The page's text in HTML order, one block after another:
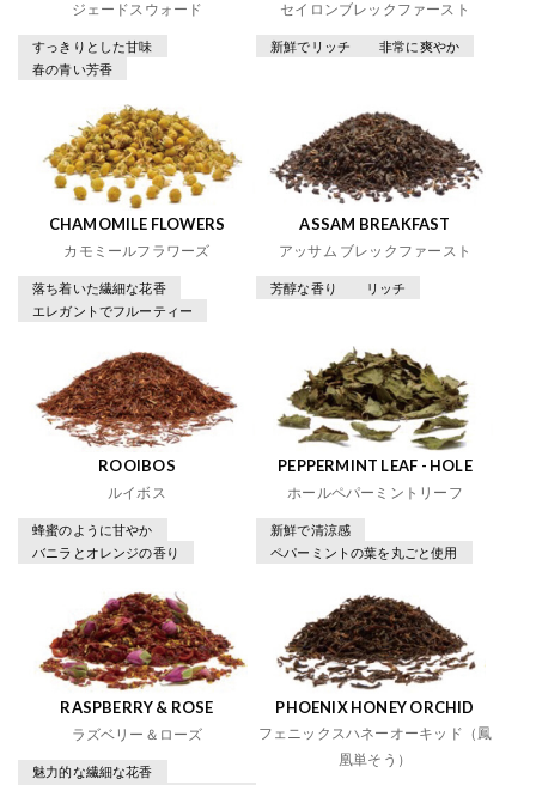
ジェードスウォード
すっきりとした甘味
春の青い芳香
セイロンブレックファースト
新鮮でリッチ 非常に爽やか
CHAMOMILE FLOWERS
カモミールフラワーズ
落ち着いた繊細な花香
エレガントでフルーティー
ASSAM BREAKFAST
アッサム ブレックファースト
芳醇な香り リッチ
ROOIBOS
ルイボス
蜂蜜のように甘やか
バニラとオレンジの香り
PEPPERMINT LEAF - HOLE
ホールペパーミントリーフ
新鮮で清涼感
ペパーミントの葉を丸ごと使用
RASPBERRY & ROSE
ラズベリー＆ローズ
魅力的な繊細な花香
PHOENIX HONEY ORCHID
フェニックスハネーオーキッド（鳳
凰単そう）